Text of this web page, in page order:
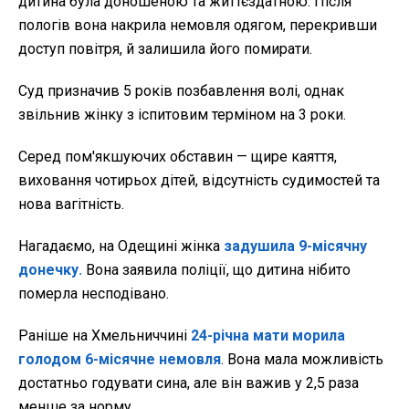
пологів вона накрила немовля одягом, перекривши
доступ повітря, й залишила його помирати.
Суд призначив 5 років позбавлення волі, однак
звільнив жінку з іспитовим терміном на 3 роки.
Серед пом'якшуючих обставин — щире каяття,
виховання чотирьох дітей, відсутність судимостей та
нова вагітність.
Нагадаємо, на Одещині жінка задушила 9-місячну
донечку. Вона заявила поліції, що дитина нібито
померла несподівано.
Раніше на Хмельниччині 24-річна мати морила
голодом 6-місячне немовля. Вона мала можливість
достатньо годувати сина, але він важив у 2,5 раза